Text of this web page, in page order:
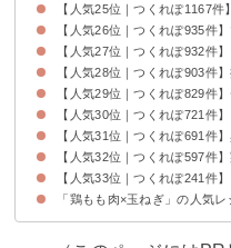
【人気25位｜つくれぽ1167
【人気26位｜つくれぽ935件
【人気27位｜つくれぽ932件
【人気28位｜つくれぽ903件
【人気29位｜つくれぽ829件
【人気30位｜つくれぽ721件
【人気31位｜つくれぽ691件
【人気32位｜つくれぽ597件
【人気33位｜つくれぽ241件
「鶏もも肉×玉ねぎ」の人気レ